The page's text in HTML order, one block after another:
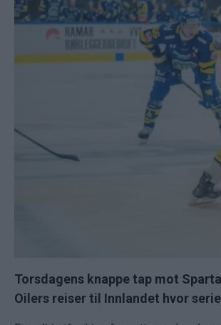
Torsdagens knappe tap mot
Oilers reiser til Innlandet hvor